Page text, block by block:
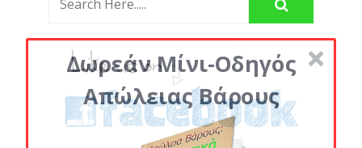
Δωρεάν Μίνι-Οδηγός
Απώλειας Βάρους